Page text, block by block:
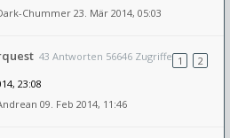
Chummer23. Mär 2014, 05:03
43 Antworten 56646 Zugriffe 1
2
23:08
09. Feb 2014, 11:46